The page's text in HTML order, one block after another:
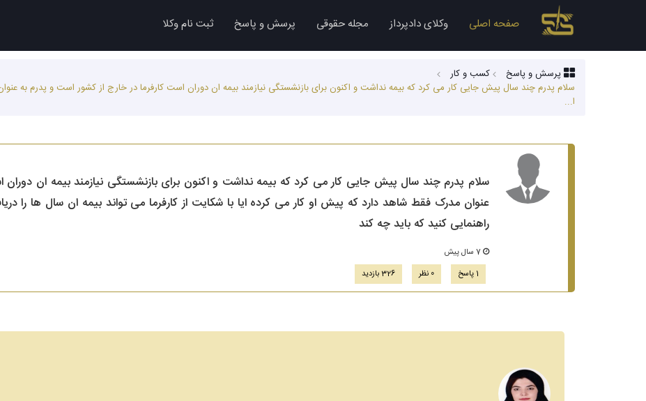
صفحه اصلی وکلای دادپرداز مجله حقوقی پرسش و پاسخ ثبت نام وکلا
پرسش و پاسخ
کسب‌ و کار
سلام پدرم چند سال پیش جایی کار می کرد که بیمه نداشت و اکنون برای بازنشستگی نیازمند بیمه ان دوران است کارفرما در خارج از کشور است و پدرم به
ا...
سلام پدرم چند سال پیش جایی کار می کرد که بیمه نداشت و اکنون برای بازنشستگی نیازمند بیمه ان دوران
عنوان مدرک فقط شاهد دارد که پیش او کار می کرده ایا با شکایت از کارفرما می تواند بیمه ان سال ها
راهنمایی کنید که باید چه کند
7 سال پیش
1 پاسخ
0 نظر 326 بازدید